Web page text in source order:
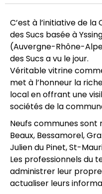
C’est à l’initiative de
des Sucs basée à
(Auvergne-Rhône-
des Sucs a vu le jour.
Véritable vitrine
met à l’honneur la
local en offrant une
sociétés de la
Neufs communes sont
Beaux, Bessamorel,
Julien du Pinet, St-
Les professionnels du
administrer leur
actualiser leurs